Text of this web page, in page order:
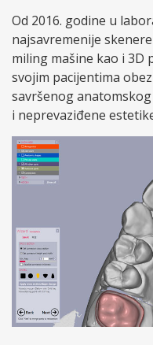
Od 2016. godine u
najsavremenije
miling mašine kao i 3D
svojim pacijentima
savršenog
i neprevaziđene